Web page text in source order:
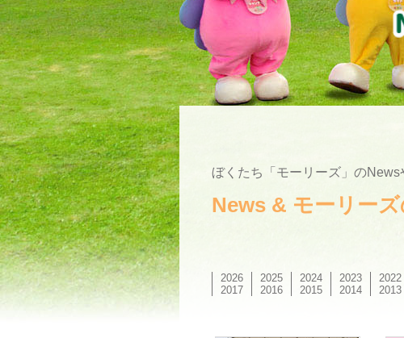
ぼくたち「モーリーズ」のNews
News & モーリー
2026 2025 2024 2023 2022
2017
2016 2015 2014 2013